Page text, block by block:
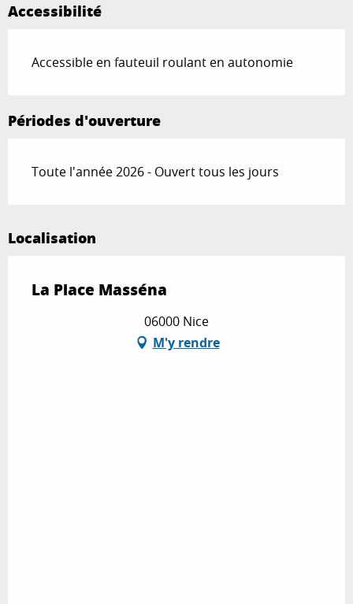
Accessibilité
Accessible en fauteuil roulant en autonomie
Périodes d'ouverture
Toute l'année 2026 - Ouvert tous les jours
Localisation
La Place Masséna
06000 Nice
M'y rendre